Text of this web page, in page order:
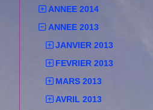
ANNEE 2014
ANNEE 2013
JANVIER 2013
FEVRIER 2013
MARS 2013
AVRIL 2013